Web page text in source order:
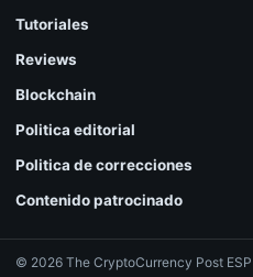
Tutoriales
Reviews
Blockchain
Politica editorial
Politica de correcciones
Contenido patrocinado
© 2026 The CryptoCurrency Post ESP